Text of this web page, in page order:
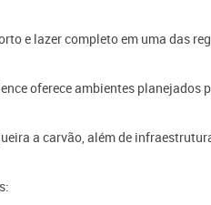
e lazer completo em uma das
oferece ambientes planejados
a carvão, além de